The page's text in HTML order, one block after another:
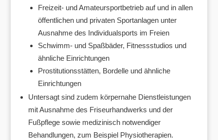
Freizeit- und Amateursportbetrieb auf und in allen
öffentlichen und privaten Sportanlagen unter
Ausnahme des Individualsports im Freien
Schwimm- und Spaßbäder, Fitnessstudios und
ähnliche Einrichtungen
Prostitutionsstätten, Bordelle und ähnliche
Einrichtungen
Untersagt sind zudem körpernahe Dienstleistungen
mit Ausnahme des Friseurhandwerks und der
Fußpflege sowie medizinisch notwendiger
Behandlungen, zum Beispiel Physiotherapien.